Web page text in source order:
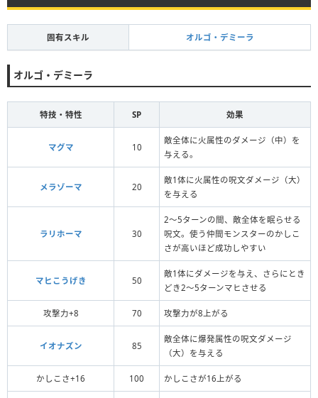
固有スキル オルゴ・デミーラ
オルゴ・デミーラ
特技・特性 SP 効果
マグマ 10
敵全体に火属性のダメージ（中）を
与える。
メラゾーマ 20
敵1体に火属性の呪文ダメージ（大）
を与える
ラリホーマ 30
2〜5ターンの間、敵全体を眠らせる
呪文。使う仲間モンスターのかしこ
さが高いほど成功しやすい
マヒこうげき 50
敵1体にダメージを与え、さらにとき
どき2〜5ターンマヒさせる
攻撃力+8 70 攻撃力が8上がる
イオナズン 85
敵全体に爆発属性の呪文ダメージ
（大）を与える
かしこさ+16 100 かしこさが16上がる